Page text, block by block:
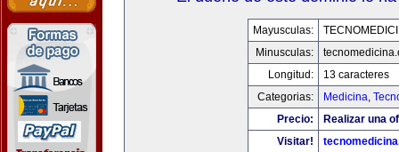
Mayusculas:
Minusculas:
Longitud:
13 caracteres
Categorias:
Medicina,
Precio:
Realizar una
Visitar!